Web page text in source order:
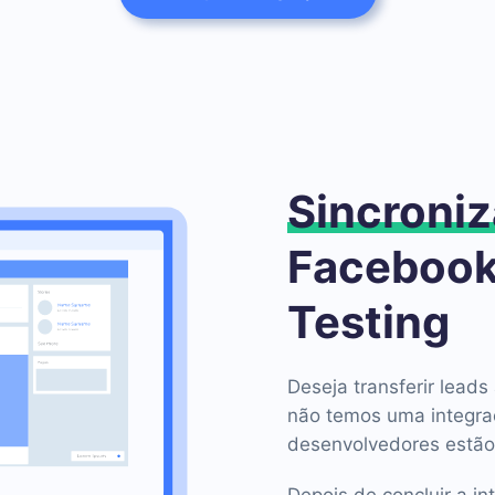
Testing
Deseja transferir
não temos uma
desenvolvedores